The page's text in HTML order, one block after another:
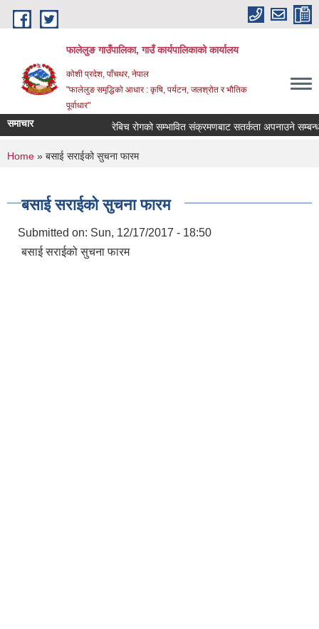
Skip to main content
फालेलुङ गाउँपालिका, गाउँ कार्यपालिकाको कार्यालय
कोशी प्रदेश, पाँचथर, नेपाल
"फालेलुङ समृद्धिको आधार : कृषि, पर्यटन, जलश्रोत र भौतिक
पूर्वाधार"
समाचार रेबिच रोगको सम्भावित संक्रमणबाट सतर्कता अपनाउने
You are here
Home » बसाई सराईको सुचना फारम
बसाई सराईको सुचना फारम
Submitted on: Sun, 12/17/2017 - 18:50
बसाई सराईको सुचना फारम